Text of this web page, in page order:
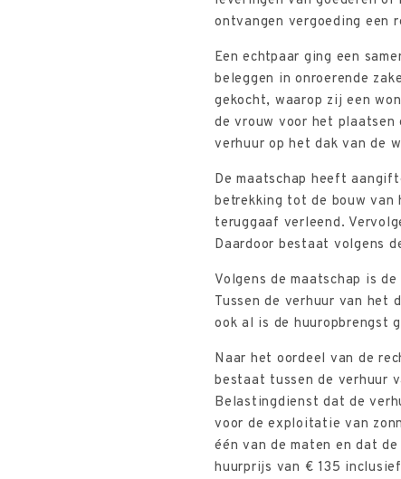
ontvangen vergoeding een
Een echtpaar ging een
beleggen in onroerende
gekocht, waarop zij een
de vrouw voor het plaatsen
verhuur op het dak van de
De maatschap heeft
betrekking tot de bouw van
teruggaaf verleend.
Daardoor bestaat volgens
Volgens de maatschap is
Tussen de verhuur van het
ook al is de huuropbrengst
Naar het oordeel van de
bestaat tussen de verhuur
Belastingdienst dat de
voor de exploitatie van
één van de maten en dat
huurprijs van € 135